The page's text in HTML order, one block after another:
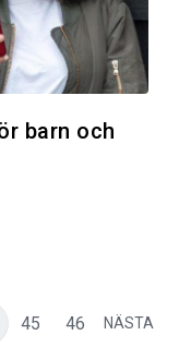
Dela
barn och
45 46 NÄSTA